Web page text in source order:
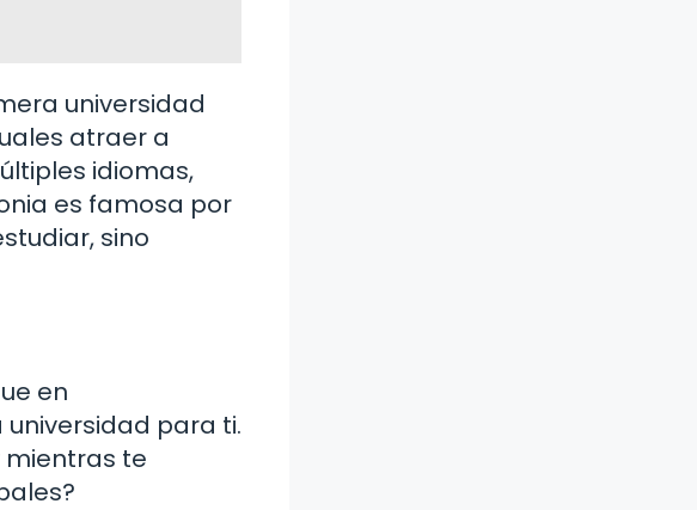
universidad
atraer a
idiomas,
es famosa por
sino
en
universidad para ti.
mientras te